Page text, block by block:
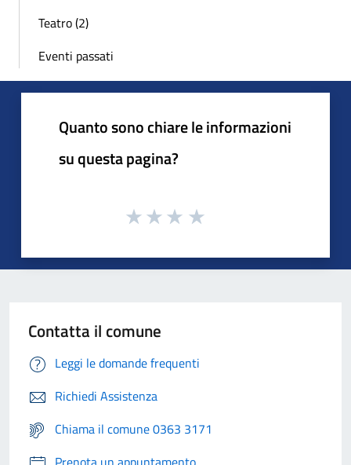
Teatro (2)
Eventi passati
Quanto sono chiare le informazioni
su questa pagina?
Contatta il comune
Leggi le domande frequenti
Richiedi Assistenza
Chiama il comune 0363 3171